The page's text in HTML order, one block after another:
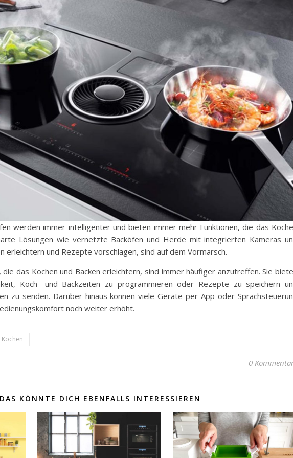
werden immer intelligenter und bieten immer mehr Funktionen, die das
Lösungen wie vernetzte Backöfen und Herde mit integrierten Kameras
erleichtern und Rezepte vorschlagen, sind auf dem Vormarsch.
die das Kochen und Backen erleichtern, sind immer häufiger anzutreffen. Sie
Koch- und Backzeiten zu programmieren oder Rezepte zu speichern
zu senden. Darüber hinaus können viele Geräte per App oder
noch weiter erhöht.
Kochen
0
DAS KÖNNTE DICH EBENFALLS INTERESSIEREN